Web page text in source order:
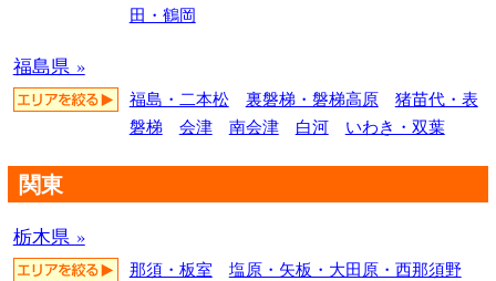
田・鶴岡
福島県 »
福島・二本松 裏磐梯・磐梯高原
猪苗代・表
磐梯
会津 南会津 白河 いわき・双葉
関東
栃木県 »
那須・板室
塩原・矢板・大田原・西那須野